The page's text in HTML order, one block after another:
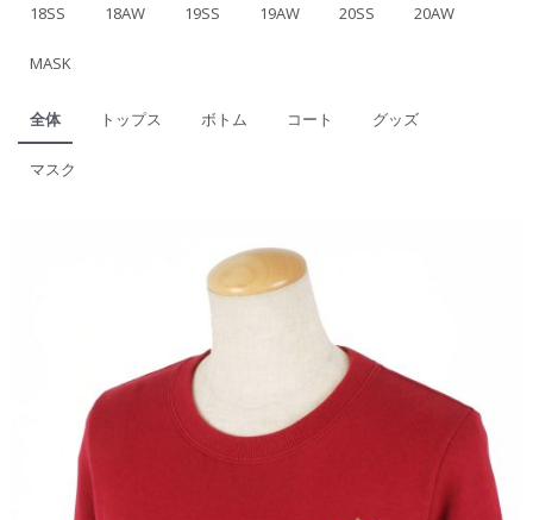
18SS 18AW 19SS 19AW 20SS 20AW
MASK
全体 トップス ボトム コート グッズ
マスク